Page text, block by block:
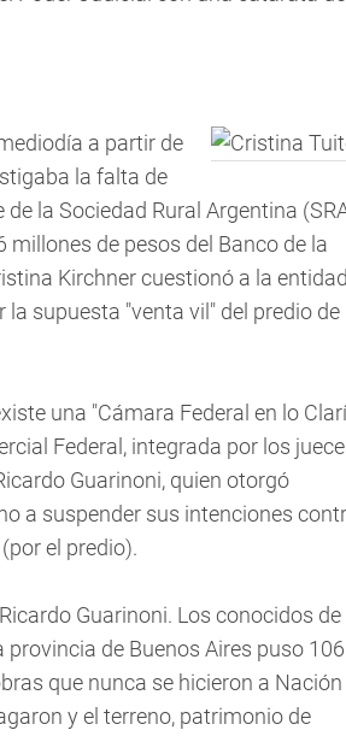
a partir de
la falta de
la Sociedad Rural Argentina
de pesos del Banco de la
Kirchner cuestionó a la entidad
supuesta "venta vil" del predio de
una "Cámara Federal en lo
Federal, integrada por los
Guarinoni, quien otorgó
a suspender sus intenciones
el predio).
Guarinoni. Los conocidos de
de Buenos Aires puso 106
que nunca se hicieron a Nación
y el terreno, patrimonio de